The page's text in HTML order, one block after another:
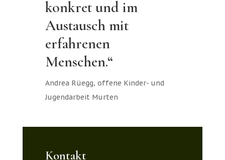
konkret und im
Austausch mit
erfahrenen
Menschen.“
Andrea Rüegg, offene Kinder- und
Jugendarbeit Murten
Kontakt